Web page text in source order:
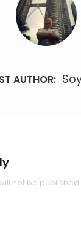
AUTHOR:
not be published.